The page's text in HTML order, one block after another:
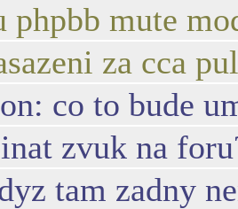
phpbb mute
za cca
co to bude
zvuk na
tam zadny